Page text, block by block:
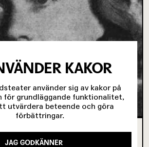
OCH
KAKOR
använder sig av kakor på
för grundläggande funktionalitet,
utvärdera beteende och göra
förbättringar.
JAG GODKÄNNER